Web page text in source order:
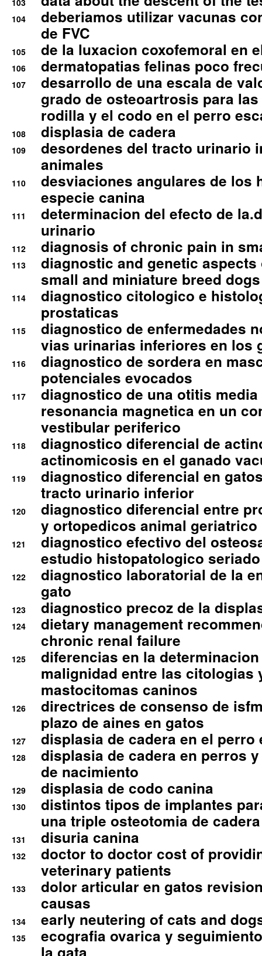
103
104
deberiamos utilizar vacunas
de FVC
105 de la luxacion coxofemoral en
106 dermatopatias felinas poco
107
desarrollo de una escala de
grado de osteoartrosis para
rodilla y el codo en el perro
108 displasia de cadera
109
desordenes del tracto urinario
animales
110
desviaciones angulares de los
especie canina
111
determinacion del efecto de
urinario
112 diagnosis of chronic pain in
113
diagnostic and genetic
small and miniature breed
114
diagnostico citologico e
prostaticas
115
diagnostico de enfermedades
vias urinarias inferiores en los
116
diagnostico de sordera en
potenciales evocados
117
diagnostico de una otitis
resonancia magnetica en un
vestibular periferico
118
diagnostico diferencial de
actinomicosis en el ganado
119
diagnostico diferencial en
tracto urinario inferior
120
diagnostico diferencial entre
y ortopedicos animal geriatrico
121
diagnostico efectivo del
estudio histopatologico seriado
122
diagnostico laboratorial de la
gato
123 diagnostico precoz de la
124
dietary management
chronic renal failure
125
diferencias en la
malignidad entre las citologias
mastocitomas caninos
126
directrices de consenso de
plazo de aines en gatos
127 displasia de cadera en el perro
128
displasia de cadera en perros
de nacimiento
129 displasia de codo canina
130
distintos tipos de implantes
una triple osteotomia de cadera
131 disuria canina
132
doctor to doctor cost of
veterinary patients
133
dolor articular en gatos
causas
134 early neutering of cats and
135
ecografia ovarica y
la gata